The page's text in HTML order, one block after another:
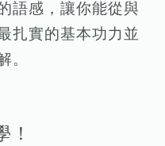
語感，讓你能從與
扎實的基本功力並
。
！